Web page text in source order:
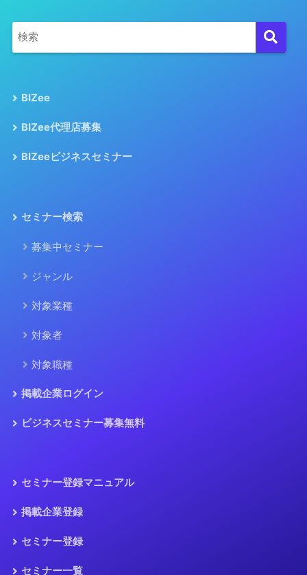
BIZee
BIZee代理店募集
BIZeeビジネスセミナー
セミナー検索
募集中セミナー
ジャンル
対象業種
対象者
対象職種
掲載企業ログイン
ビジネスセミナー募集無料
セミナー登録マニュアル
掲載企業登録
セミナー登録
セミナー一覧